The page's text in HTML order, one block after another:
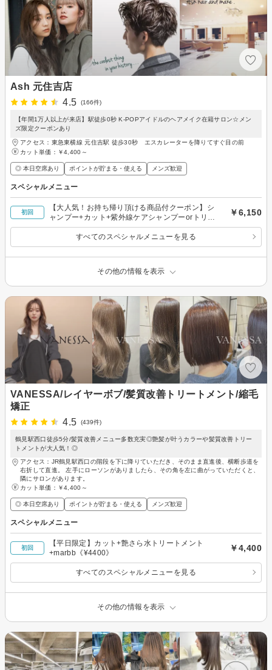
Ash 元住吉店
4.5
(166件)
【年間1万人以上が来店】駅徒歩0秒 K-POPアイドルのヘアメイク在籍サロン☆メン
ズ限定クーポンあり
アクセス：東急東横線 元住吉駅 徒歩30秒 エスカレーターを降りてすぐ目の前
カット単価： ￥4,400～
◎ 本日空席あり ポイントが貯まる・使える メンズ歓迎
スペシャルメニュー
初回
【大人気！お持ち帰り頂ける商品付クーポン】シ
ャンプー+カット+紫外線ケアシャンプーorトリー
トメント
￥6,150
すべてのスペシャルメニューを見る
その他の情報を表示
VANESSA/レイヤーボブ/髪質改善トリートメント/縮毛
矯正
4.5
(439件)
鶴見駅西口徒歩5分/髪質改善メニュー多数充実◎艶髪が叶うカラーや髪質改善トリー
トメントが大人気！◎
アクセス：JR鶴見駅西口の階段を下に降りていただき、そのまま直進後、横断歩道を
右折して直進。 左手にローソンがありましたら、その角を左に曲がっていただくと、
隣にサロンがあります。
カット単価： ￥4,400～
◎ 本日空席あり ポイントが貯まる・使える メンズ歓迎
スペシャルメニュー
初回
【平日限定】カット+艶さら水トリートメント
+marbb《¥4400》
￥4,400
すべてのスペシャルメニューを見る
その他の情報を表示